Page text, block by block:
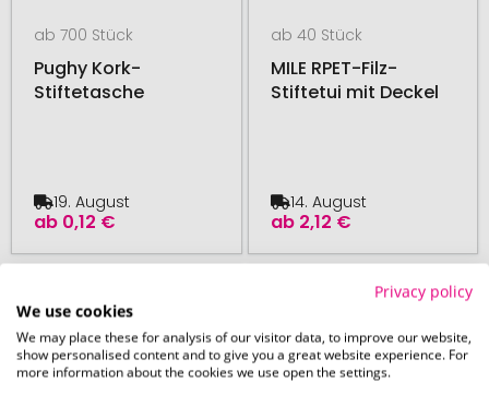
ab 700 Stück
Pughy Kork-
Stiftetasche
ab 0,12 €
19. August
ab 40 Stück
MILE RPET-Filz-
Stiftetui mit Deckel
ab 2,12 €
14. August
48H PRODUKTION # 350.225459
Privacy policy
We use cookies
We may place these for analysis of our visitor data, to improve our website,
show personalised content and to give you a great website experience. For
more information about the cookies we use open the settings.